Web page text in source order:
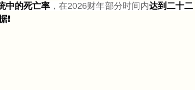
中的死亡率 ，在2026财年部分时间内达到二十二
❗️